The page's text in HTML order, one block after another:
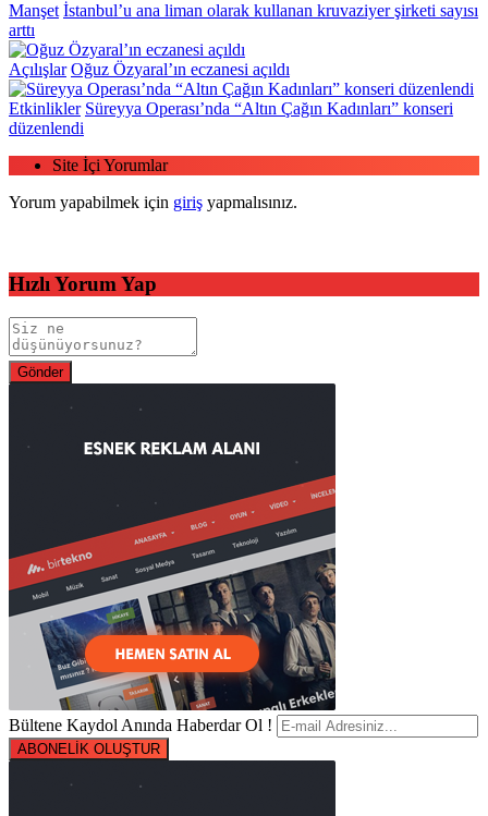
Manşet İstanbul’u ana liman olarak kullanan kruvaziyer şirketi sayısı
arttı
Açılışlar Oğuz Özyaral’ın eczanesi açıldı
Etkinlikler Süreyya Operası’nda “Altın Çağın Kadınları” konseri
düzenlendi
Site İçi Yorumlar
Yorum yapabilmek için giriş yapmalısınız.
Hızlı Yorum Yap
Bültene Kaydol Anında Haberdar Ol !
ABONELİK OLUŞTUR